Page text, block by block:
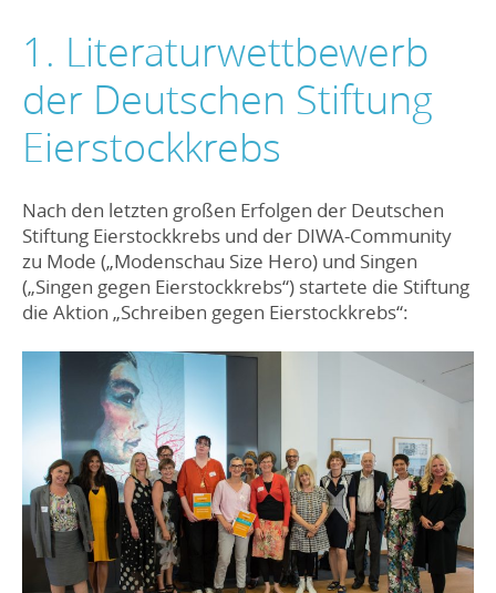
1. Literaturwettbewerb
der Deutschen Stiftung
Eierstockkrebs
Nach den letzten großen Erfolgen der Deutschen
Stiftung Eierstockkrebs und der DIWA-Community
zu Mode („Modenschau Size Hero) und Singen
(„Singen gegen Eierstockkrebs“) startete die Stiftung
die Aktion „Schreiben gegen Eierstockkrebs“: